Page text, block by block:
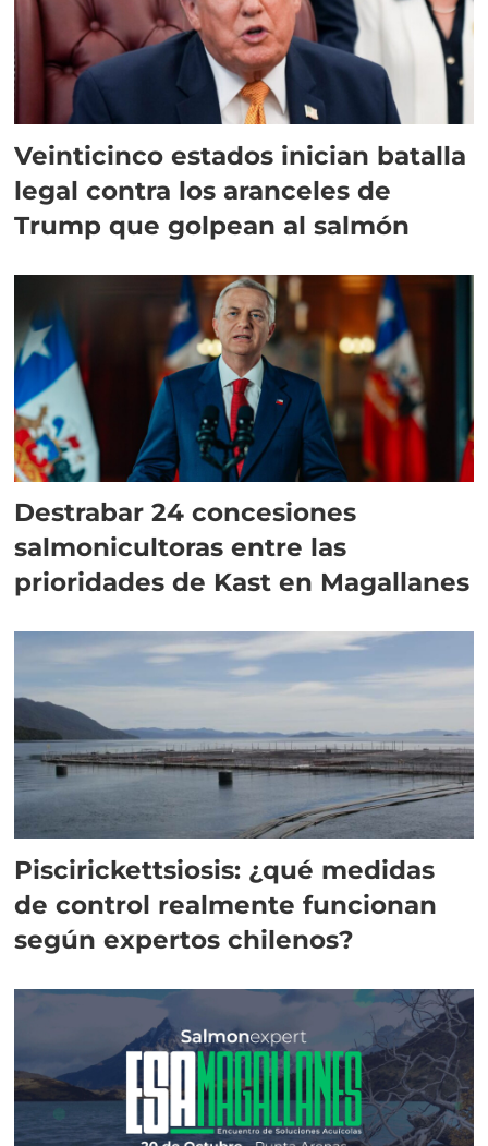
Veinticinco estados inician batalla
legal contra los aranceles de
Trump que golpean al salmón
Destrabar 24 concesiones
salmonicultoras entre las
prioridades de Kast en Magallanes
Piscirickettsiosis: ¿qué medidas
de control realmente funcionan
según expertos chilenos?